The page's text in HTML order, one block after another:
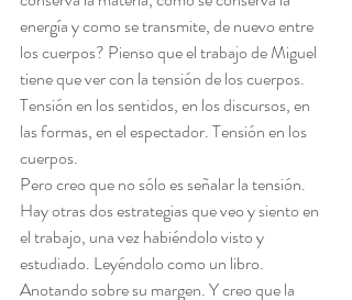
energía y como se transmite, de nuevo entre
los cuerpos? Pienso que el trabajo de Miguel
tiene que ver con la tensión de los cuerpos.
Tensión en los sentidos, en los discursos, en
las formas, en el espectador. Tensión en los
cuerpos.
Pero creo que no sólo es señalar la tensión.
Hay otras dos estrategias que veo y siento en
el trabajo, una vez habiéndolo visto y
estudiado. Leyéndolo como un libro.
Anotando sobre su margen. Y creo que la